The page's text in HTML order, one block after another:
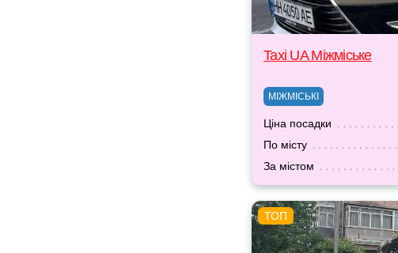
Taxi UA Міжміське
МІЖМІСЬКІ
Ціна посадки
По місту
За містом